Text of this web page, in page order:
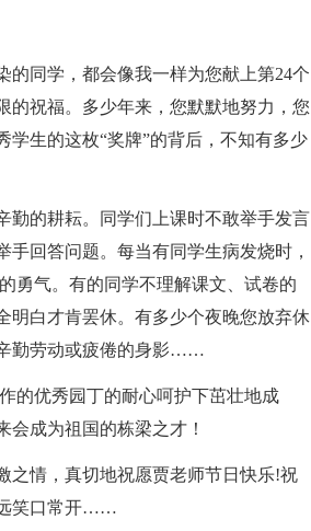
同学，都会像我一样为您献上第24个
祝福。多少年来，您默默地努力，您
生的这枚“奖牌”的背后，不知有多少
的耕耘。同学们上课时不敢举手发言
回答问题。每当有同学生病发烧时，
勇气。有的同学不理解课文、试卷的
明白才肯罢休。有多少个夜晚您放弃休
勤劳动或疲倦的身影……
优秀园丁的耐心呵护下茁壮地成
成为祖国的栋梁之才！
情，真切地祝愿贾老师节日快乐!祝
远笑口常开……